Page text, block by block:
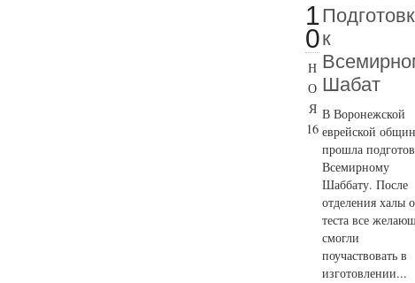
1
0
Н
О
Я
16
к
Шабат
В Воронежской
еврейской
прошла
Всемирному
Шаббату. После
отделения халы
теста все
смогли
поучаствовать в
изготовлении...